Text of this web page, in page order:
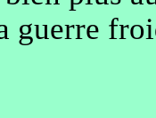
guerre